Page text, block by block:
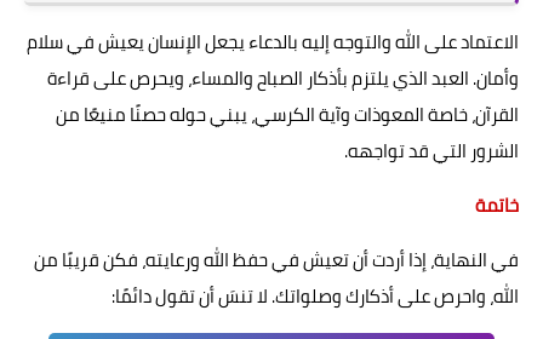
الاعتماد على الله والتوجه إليه بالدعاء يجعل الإنسان يعيش في سلام
وأمان. العبد الذي يلتزم بأذكار الصباح والمساء، ويحرص على قراءة
القرآن، خاصة المعوذات وآية الكرسي، يبني حوله حصنًا منيعًا من
الشرور التي قد تواجهه.
خاتمة
في النهاية، إذا أردت أن تعيش في حفظ الله ورعايته، فكن قريبًا من
الله، واحرص على أذكارك وصلواتك. لا تنسَ أن تقول دائمًا: